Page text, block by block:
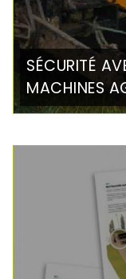
SÉCURITÉ
MACHINES